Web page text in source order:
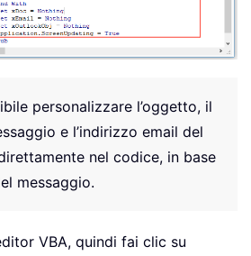
personalizzare l’oggetto, il
e l’indirizzo email del
nel codice, in base
messaggio.
VBA, quindi fai clic su